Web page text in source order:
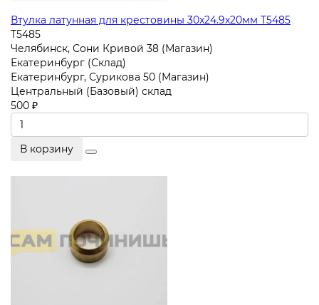
Втулка латунная для крестовины 30x24.9x20мм T5485
T5485
Челябинск, Сони Кривой 38 (Магазин)
Екатеринбург (Склад)
Екатеринбург, Сурикова 50 (Магазин)
Центральный (Базовый) склад
500 ₽
В корзину